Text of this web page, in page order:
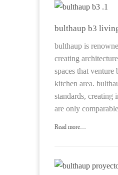
bulthaup b3
bulthaup is
creating
spaces that venture
kitchen area.
standards, creating
are only
Read more…